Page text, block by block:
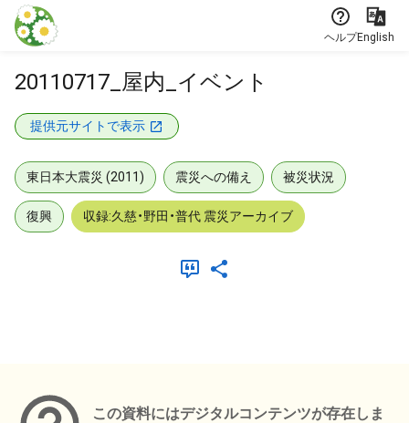
本文に飛ぶ
ヘルプEnglish
20110717_屋内_イベント
提供元サイトで表示
東日本大震災 (2011) 震災への備え 被災状況
復興 収録:久慈・野田・普代 震災アーカイブ
この資料にはデジタルコンテンツが存在しま